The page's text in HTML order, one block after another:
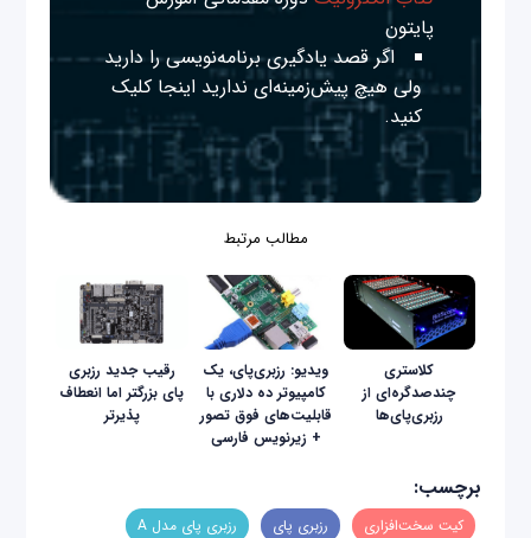
پایتون
اگر قصد یادگیری برنامه‌نویسی را دارید
ولی هیچ پیش‌زمینه‌ای نداریداینجا کلیک
کنید.
مطالب مرتبط
کلاستری
چندصدگره‌ای از
رزبری‌پای‌ها
ویدیو: رزبری‌پای، یک
کامپیوتر ده دلاری با
قابلیت‌های فوق تصور
+ زیرنویس فارسی
رقیب جدید رزبری
پای بزرگتر اما انعطاف
پذیرتر
برچسب:
کیت سخت‌افزاری رزبری پای رزبری پای مدل A